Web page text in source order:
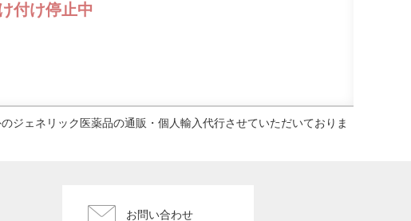
付け停止中
ジェネリック医薬品の通販・個人輸入代行させていただいておりま
お問い合わせ